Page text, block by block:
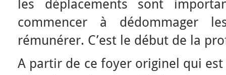
les déplacements sont
commencer à dédommager
rémunérer. C’est le début de la
A partir de ce foyer originel qui est